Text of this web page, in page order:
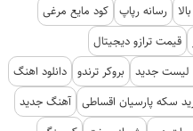
رسانه رپاپ کود مایع مرغی
قیمت ترازو دیجیتال
لیست جدید بروکر ترندو دانلود اهنگ
سکه پارسیان اقساطی آهنگ جدید